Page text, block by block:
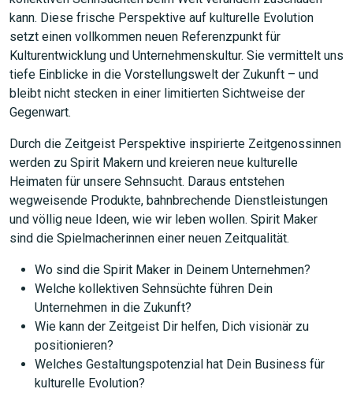
kann. Diese frische Perspektive auf kulturelle Evolution
setzt einen vollkommen neuen Referenzpunkt für
Kulturentwicklung und Unternehmenskultur. Sie vermittelt uns
tiefe Einblicke in die Vorstellungswelt der Zukunft – und
bleibt nicht stecken in einer limitierten Sichtweise der
Gegenwart.
Durch die Zeitgeist Perspektive inspirierte Zeitgenossinnen
werden zu Spirit Makern und kreieren neue kulturelle
Heimaten für unsere Sehnsucht. Daraus entstehen
wegweisende Produkte, bahnbrechende Dienstleistungen
und völlig neue Ideen, wie wir leben wollen. Spirit Maker
sind die Spielmacherinnen einer neuen Zeitqualität.
Wo sind die Spirit Maker in Deinem Unternehmen?
Welche kollektiven Sehnsüchte führen Dein
Unternehmen in die Zukunft?
Wie kann der Zeitgeist Dir helfen, Dich visionär zu
positionieren?
Welches Gestaltungspotenzial hat Dein Business für
kulturelle Evolution?